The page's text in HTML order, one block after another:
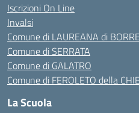
Iscrizioni On Line
Invalsi
Comune di LAUREANA di
Comune di SERRATA
Comune di GALATRO
Comune di FEROLETO della
La Scuola